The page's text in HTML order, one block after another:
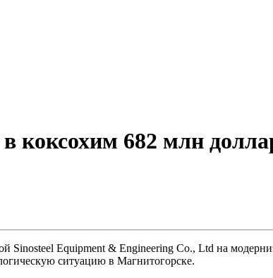
682 млн
Sinosteel Equipment & Engineering Co., Ltd на
ситуацию в Магнитогорске.